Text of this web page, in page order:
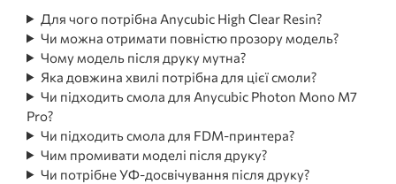
Для чого потрібна Anycubic High Clear Resin?
Чи можна отримати повністю прозору модель?
Чому модель після друку мутна?
Яка довжина хвилі потрібна для цієї смоли?
Чи підходить смола для Anycubic Photon Mono M7
Pro?
Чи підходить смола для FDM-принтера?
Чим промивати моделі після друку?
Чи потрібне УФ-досвічування після друку?